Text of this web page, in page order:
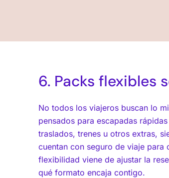
6. Packs flexibles
No todos los viajeros buscan lo
pensados para escapadas
traslados, trenes u otros extras,
cuentan con seguro de viaje para
flexibilidad viene de ajustar la
qué formato encaja contigo.